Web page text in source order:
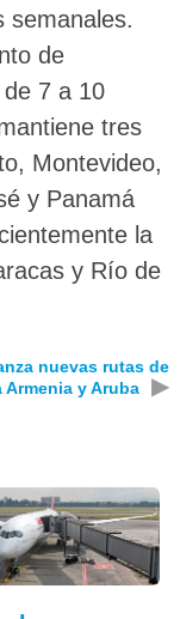
semanales.
de
7 a 10
tres
Montevideo,
y Panamá
la
y Río de
nuevas rutas de
Armenia y Aruba
▶